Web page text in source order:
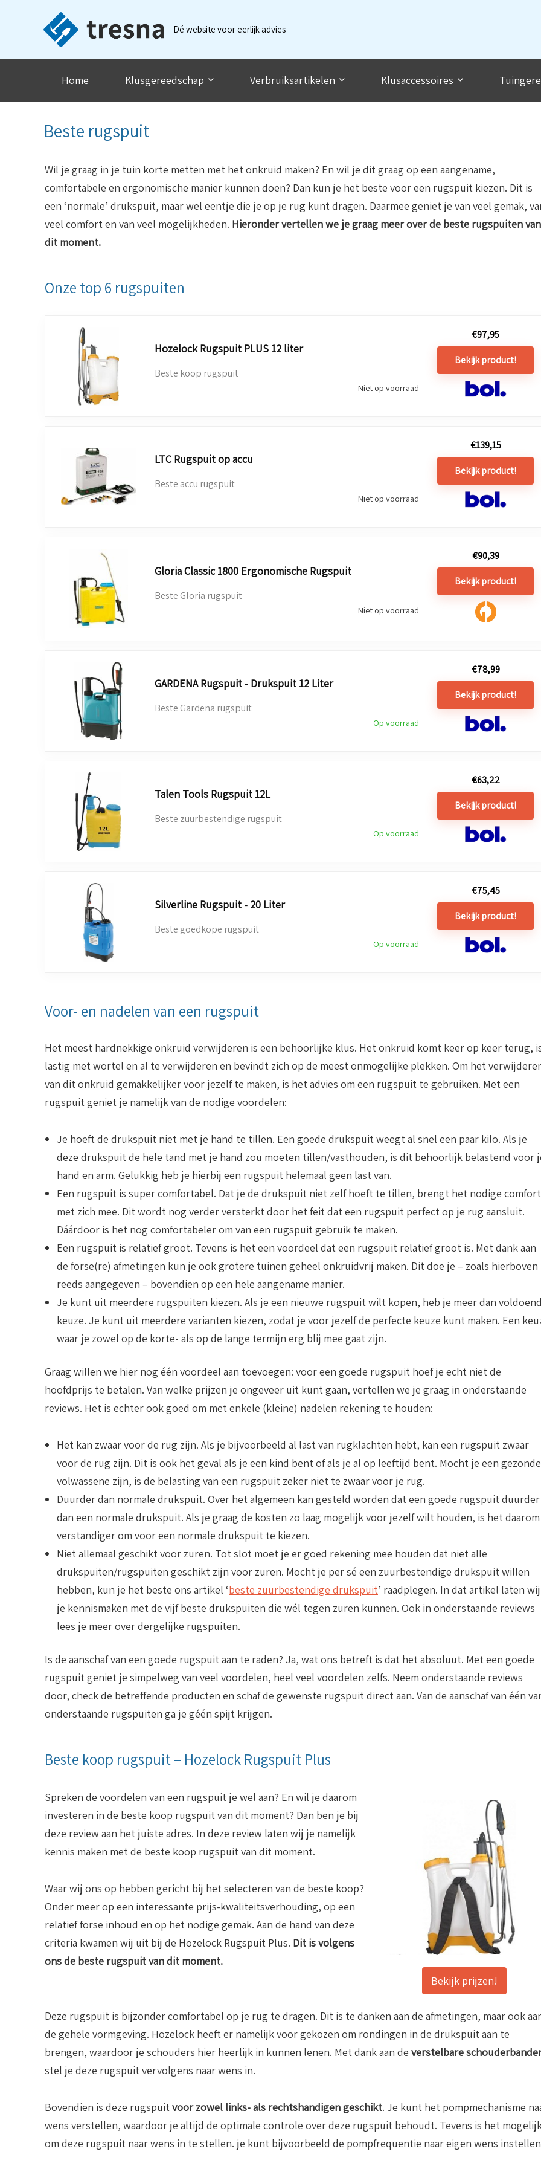
Dé website voor eerlijk advies
Home Klusgereedschap Verbruiksartikelen Klusaccessoires
Beste rugspuit
Wil je graag in je tuin korte metten met het onkruid maken? En wil je dit graag op een aangename,
comfortabele en ergonomische manier kunnen doen? Dan kun je het beste voor een rugspuit kiezen. Dit is
een ‘normale’ drukspuit, maar wel eentje die je op je rug kunt dragen. Daarmee geniet je van veel gemak,
veel comfort en van veel mogelijkheden. Hieronder vertellen we je graag meer over de beste rugspuiten van
dit moment.
Onze top 6 rugspuiten
Hozelock Rugspuit PLUS 12 liter
Beste koop rugspuit
Niet op voorraad
€97,95
Bekijk product!
LTC Rugspuit op accu
Beste accu rugspuit
Niet op voorraad
€139,15
Bekijk product!
Gloria Classic 1800 Ergonomische Rugspuit
Beste Gloria rugspuit
Niet op voorraad
€90,39
Bekijk product!
GARDENA Rugspuit - Drukspuit 12 Liter
Beste Gardena rugspuit
Op voorraad
€78,99
Bekijk product!
Talen Tools Rugspuit 12L
Beste zuurbestendige rugspuit
Op voorraad
€63,22
Bekijk product!
Silverline Rugspuit - 20 Liter
Beste goedkope rugspuit
Op voorraad
€75,45
Bekijk product!
Voor- en nadelen van een rugspuit
Het meest hardnekkige onkruid verwijderen is een behoorlijke klus. Het onkruid komt keer op keer terug,
lastig met wortel en al te verwijderen en bevindt zich op de meest onmogelijke plekken. Om het
van dit onkruid gemakkelijker voor jezelf te maken, is het advies om een rugspuit te gebruiken. Met een
rugspuit geniet je namelijk van de nodige voordelen:
Je hoeft de drukspuit niet met je hand te tillen. Een goede drukspuit weegt al snel een paar kilo. Als je
deze drukspuit de hele tand met je hand zou moeten tillen/vasthouden, is dit behoorlijk belastend voor
hand en arm. Gelukkig heb je hierbij een rugspuit helemaal geen last van.
Een rugspuit is super comfortabel. Dat je de drukspuit niet zelf hoeft te tillen, brengt het nodige comfort
met zich mee. Dit wordt nog verder versterkt door het feit dat een rugspuit perfect op je rug aansluit.
Dáárdoor is het nog comfortabeler om van een rugspuit gebruik te maken.
Een rugspuit is relatief groot. Tevens is het een voordeel dat een rugspuit relatief groot is. Met dank aan
de forse(re) afmetingen kun je ook grotere tuinen geheel onkruidvrij maken. Dit doe je – zoals hierboven
reeds aangegeven – bovendien op een hele aangename manier.
Je kunt uit meerdere rugspuiten kiezen. Als je een nieuwe rugspuit wilt kopen, heb je meer dan
keuze. Je kunt uit meerdere varianten kiezen, zodat je voor jezelf de perfecte keuze kunt maken. Een
waar je zowel op de korte- als op de lange termijn erg blij mee gaat zijn.
Graag willen we hier nog één voordeel aan toevoegen: voor een goede rugspuit hoef je echt niet de
hoofdprijs te betalen. Van welke prijzen je ongeveer uit kunt gaan, vertellen we je graag in onderstaande
reviews. Het is echter ook goed om met enkele (kleine) nadelen rekening te houden:
Het kan zwaar voor de rug zijn. Als je bijvoorbeeld al last van rugklachten hebt, kan een rugspuit zwaar
voor de rug zijn. Dit is ook het geval als je een kind bent of als je al op leeftijd bent. Mocht je een gezonde
volwassene zijn, is de belasting van een rugspuit zeker niet te zwaar voor je rug.
Duurder dan normale drukspuit. Over het algemeen kan gesteld worden dat een goede rugspuit
dan een normale drukspuit. Als je graag de kosten zo laag mogelijk voor jezelf wilt houden, is het daarom
verstandiger om voor een normale drukspuit te kiezen.
Niet allemaal geschikt voor zuren. Tot slot moet je er goed rekening mee houden dat niet alle
drukspuiten/rugspuiten geschikt zijn voor zuren. Mocht je per sé een zuurbestendige drukspuit willen
hebben, kun je het beste ons artikel ‘beste zuurbestendige drukspuit’ raadplegen. In dat artikel laten wij
je kennismaken met de vijf beste drukspuiten die wél tegen zuren kunnen. Ook in onderstaande reviews
lees je meer over dergelijke rugspuiten.
Is de aanschaf van een goede rugspuit aan te raden? Ja, wat ons betreft is dat het absoluut. Met een goede
rugspuit geniet je simpelweg van veel voordelen, heel veel voordelen zelfs. Neem onderstaande reviews
door, check de betreffende producten en schaf de gewenste rugspuit direct aan. Van de aanschaf van één
onderstaande rugspuiten ga je géén spijt krijgen.
Beste koop rugspuit – Hozelock Rugspuit Plus
Spreken de voordelen van een rugspuit je wel aan? En wil je daarom
investeren in de beste koop rugspuit van dit moment? Dan ben je bij
deze review aan het juiste adres. In deze review laten wij je namelijk
kennis maken met de beste koop rugspuit van dit moment.
Waar wij ons op hebben gericht bij het selecteren van de beste koop?
Onder meer op een interessante prijs-kwaliteitsverhouding, op een
relatief forse inhoud en op het nodige gemak. Aan de hand van deze
criteria kwamen wij uit bij de Hozelock Rugspuit Plus. Dit is volgens
ons de beste rugspuit van dit moment.
Bekijk prijzen!
Deze rugspuit is bijzonder comfortabel op je rug te dragen. Dit is te danken aan de afmetingen, maar ook
de gehele vormgeving. Hozelock heeft er namelijk voor gekozen om rondingen in de drukspuit aan te
brengen, waardoor je schouders hier heerlijk in kunnen lenen. Met dank aan de verstelbare
stel je deze rugspuit vervolgens naar wens in.
Bovendien is deze rugspuitvoor zowel links- als rechtshandigen geschikt. Je kunt het pompmechanisme
wens verstellen, waardoor je altijd de optimale controle over deze rugspuit behoudt. Tevens is het
om deze rugspuit naar wens in te stellen. je kunt bijvoorbeeld de pompfrequentie naar eigen wens